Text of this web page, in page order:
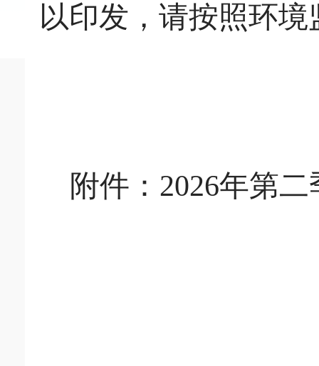
以印发，请按照环
附件： 2026年第